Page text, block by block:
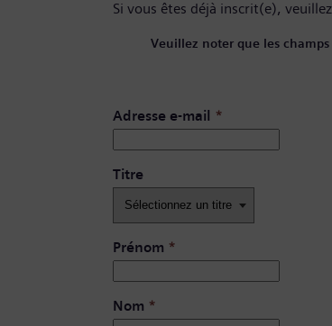
Si vous êtes déjà inscrit(e), veuillez
Veuillez noter que les
Adresse e-mail *
Titre
Prénom *
Nom *